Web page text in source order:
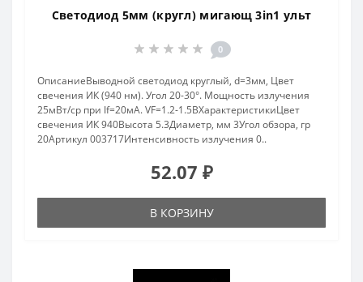
Светодиод 5мм (кругл) мигающ 3in1 ульт
0
ОписаниеВыводной светодиод круглый, d=3мм, Цвет
свечения ИК (940 нм). Угол 20-30°. Мощность излучения
25мВт/ср при If=20мА. VF=1.2-1.5ВХарактеристикиЦвет
свечения ИК 940Высота 5.3Диаметр, мм 3Угол обзора, гр
20Артикул 003717Интенсивность излучения 0..
52.07 ₽
В КОРЗИНУ